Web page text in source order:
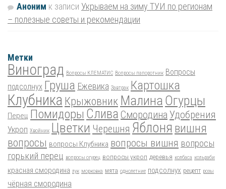
Аноним к записи Укрываем на зиму ТУИ по регионам
– полезные советы и рекомендации
Метки
Виноград Вопросы КЛЕМАТИС Вопросы папоротник Вопросы
подсолнух Груша Ежевика Завтрак Картошка
Клубника Крыжовник Малина Огурцы
Перец Помидоры Слива Смородина Удобрения
Укроп Хвойник Цветки Черешня Яблоня вишня
вопросы вопросы Клубника вопросы вишня вопросы
горький перец вопросы огурец вопросы укроп деревья колбаса кольраби
красная смородина лук морковка мята однолетние подсолнух рецепт розы
чёрная смородина